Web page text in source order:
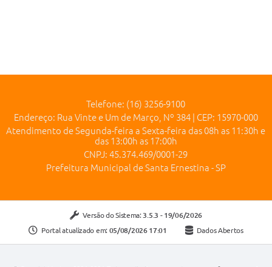
Telefone: (16) 3256-9100
Endereço: Rua Vinte e Um de Março, Nº 384 | CEP: 15970-000
Atendimento de Segunda-feira a Sexta-feira das 08h as 11:30h e
das 13:00h as 17:00h
CNPJ: 45.374.469/0001-29
Prefeitura Municipal de Santa Ernestina - SP
Versão do Sistema: 3.5.3 - 19/06/2026
Portal atualizado em: 05/08/2026 17:01 Dados Abertos